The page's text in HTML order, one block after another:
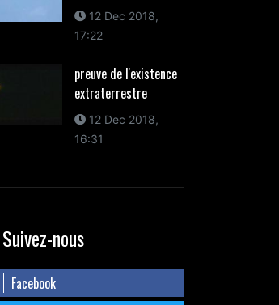
12 Dec 2018,
17:22
preuve de l'existence
extraterrestre
12 Dec 2018,
16:31
Suivez-nous
Facebook